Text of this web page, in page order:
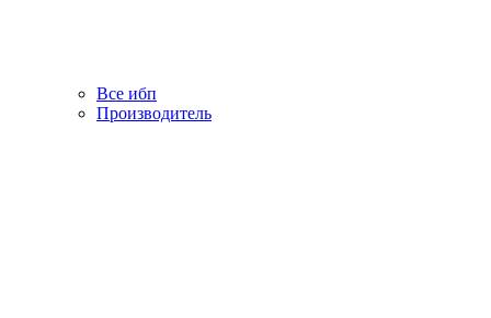
Все ибп
Производитель